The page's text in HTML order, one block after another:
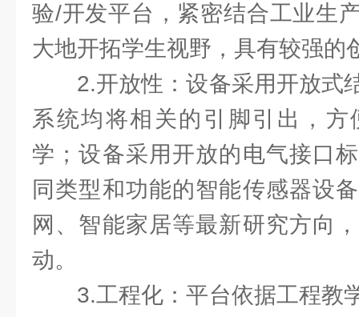
验/开发平台，紧密结合工业生
大地开拓学生视野，具有较强的
2.开放性：设备采用开放式
系统均将相关的引脚引出，
学；设备采用开放的电气接口
同类型和功能的智能传感器设
网、智能家居等最新研究方向
动。
3.工程化：平台依据工程教